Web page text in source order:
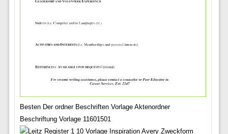
Besten Der ordner Beschriften Vorlage Aktenordner
Beschriftung Vorlage 11601501